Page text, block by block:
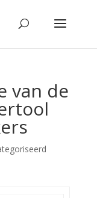
van de